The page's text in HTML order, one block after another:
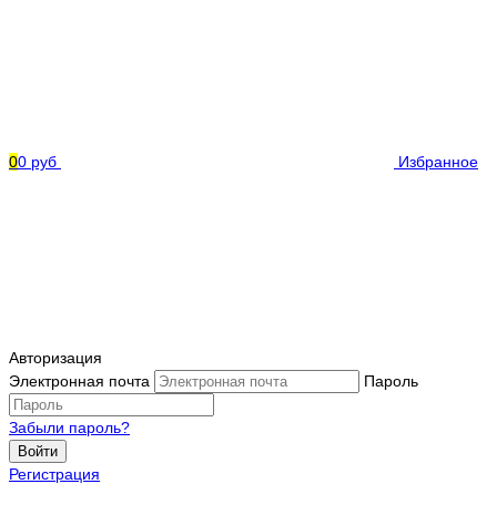
00 руб Избранное
Авторизация
Электронная почта
Пароль
Забыли пароль?
Войти
Регистрация